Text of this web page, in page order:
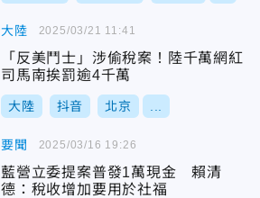
大陸
「反美鬥士」涉偷稅案！陸千萬網紅
司馬南挨罰逾4千萬
大陸 抖音 北京
2025/03/21 11:41
要聞
藍營立委提案普發1萬現金 賴清
德：稅收增加要用於社福
2025/03/16 19:26